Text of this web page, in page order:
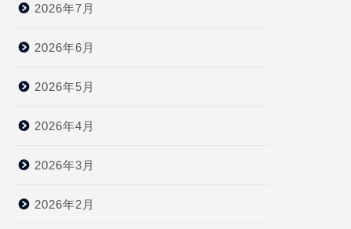
2026年7月
2026年6月
2026年5月
2026年4月
2026年3月
2026年2月